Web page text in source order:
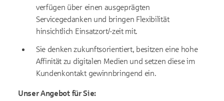
verfügen über einen ausgeprägten
Servicegedanken und bringen Flexibilität
hinsichtlich Einsatzort/-zeit mit.
Sie denken zukunftsorientiert, besitzen eine hohe
Affinität zu digitalen Medien und setzen diese im
Kundenkontakt gewinnbringend ein.
Unser Angebot für Sie: